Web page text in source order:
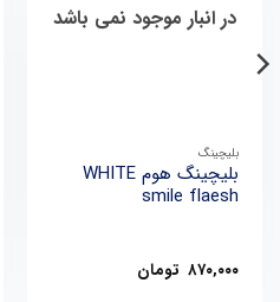
مندی
ها
در انبار موجود نمی باشد
بلیچینگ
بلیچینگ هوم WHITE
smile flaesh
۸۷۰,۰۰۰ تومان